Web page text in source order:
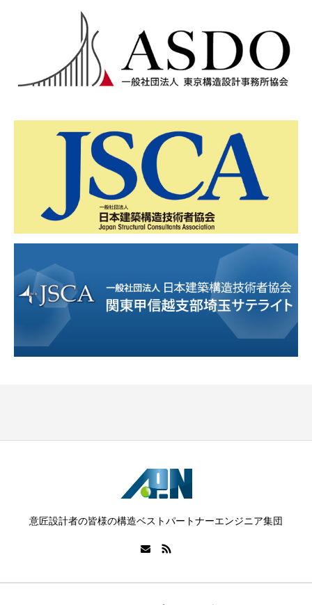
意匠設計者の皆様の構造ベストパートナーエンジニア集団